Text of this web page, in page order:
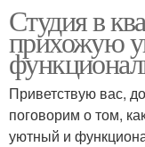
Студия в
прихожую
Приветствую вас,
поговорим о том,
уютный и